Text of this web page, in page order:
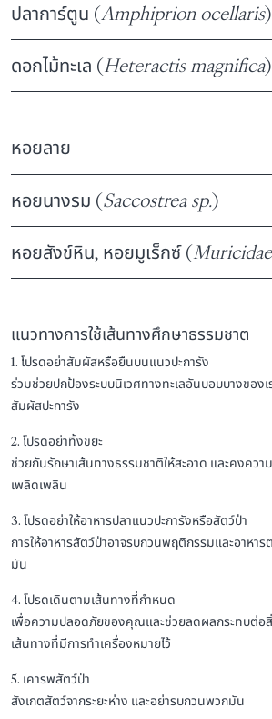
ปลาการ์ตูน (Amphiprion ocellaris)
ดอกไม้ทะเล (Heteractis magnifica)
หอยลาย
หอยนางรม (Saccostrea sp.)
หอยสังข์หิน, หอยมูเร็กซ์ (Muricidae
แนวทางการใช้เส้นทางศึกษาธรรมชาต
1. โปรดอย่าสัมผัสหรือยืนบนแนวปะการัง
ร่วมช่วยปกป้องระบบนิเวศทางทะเลอันบอบบางของเ
สัมผัสปะการัง
2. โปรดอย่าทิ้งขยะ
ช่วยกันรักษาเส้นทางธรรมชาติให้สะอาด และคงควา
เพลิดเพลิน
3. โปรดอย่าให้อาหารปลาแนวปะการังหรือสัตว์ป่า
การให้อาหารสัตว์ป่าอาจรบกวนพฤติกรรมและอาหา
มัน
4. โปรดเดินตามเส้นทางที่กำหนด
เพื่อความปลอดภัยของคุณและช่วยลดผลกระทบต่อ
เส้นทางที่มีการทำเครื่องหมายไว้
5. เคารพสัตว์ป่า
สังเกตสัตว์จากระยะห่าง และอย่ารบกวนพวกมัน